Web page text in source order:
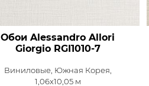
Обои Alessandro Allori
GiorgioRGI1010-7
Виниловые, Южная Корея,
1,06x10,05 м